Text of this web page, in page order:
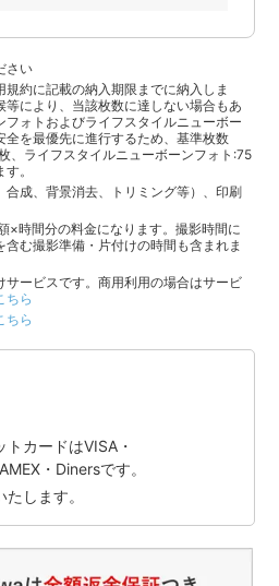
さい
約に記載の納入期限までに納入しま
により、当該枚数に達しない場合もあ
フォトおよびライフスタイルニューボー
全を最優先に進行するため、基準枚数
、ライフスタイルニューボーンフォト:75
。
成、背景消去、トリミング等）、印刷
×時間分の料金になります。撮影時間に
む撮影準備・片付けの時間も含まれま
サービスです。商用利用の場合はサービ
ちら
ちら
カードはVISA・
・Dinersです。
します。